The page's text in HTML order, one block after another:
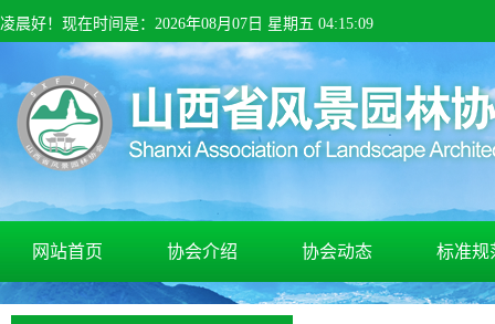
凌晨好！ 现在时间是： 2026年08月 07 日 星期 五 04:15:10
网站首页 协会介绍 协会动态 标准规